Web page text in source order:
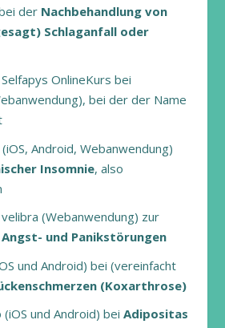
der Nachbehandlung von
Schlaganfall oder
OnlineKurs bei
bei der der Name
Android, Webanwendung)
Insomnie, also
(Webanwendung) zur
Angst- und Panikstörungen
und Android) bei (vereinfacht
(Koxarthrose)
und Android) bei Adipositas